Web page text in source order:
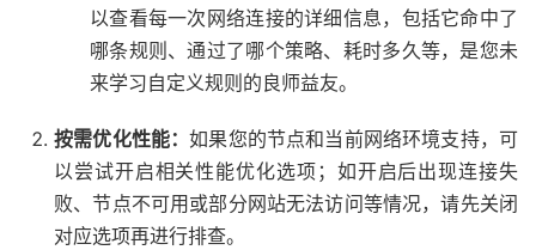
以查看每一次网络连接的详细信息，包括它命中了
哪条规则、通过了哪个策略、耗时多久等，是您未
来学习自定义规则的良师益友。
按需优化性能：如果您的节点和当前网络环境支持，可
以尝试开启相关性能优化选项；如开启后出现连接失
败、节点不可用或部分网站无法访问等情况，请先关闭
对应选项再进行排查。